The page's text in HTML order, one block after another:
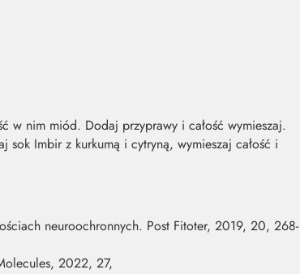
w nim miód. Dodaj przyprawy i całość wymieszaj.
Imbir z kurkumą i cytryną, wymieszaj całość i
neuroochronnych. Post Fitoter, 2019, 20, 268-
2022, 27,